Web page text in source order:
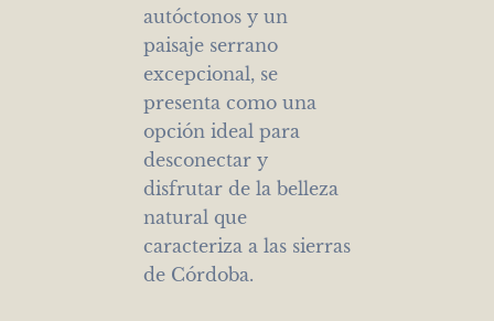
autóctonos y un
paisaje serrano
excepcional, se
presenta como una
opción ideal para
desconectar y
disfrutar de la belleza
natural que
caracteriza a las sierras
de Córdoba.